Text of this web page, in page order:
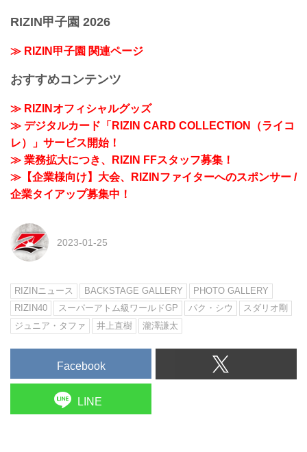
RIZIN甲子園 2026
≫ RIZIN甲子園 関連ページ
おすすめコンテンツ
≫ RIZINオフィシャルグッズ
≫ デジタルカード「RIZIN CARD COLLECTION（ライコ
レ）」サービス開始！
≫ 業務拡大につき、RIZIN FFスタッフ募集！
≫【企業様向け】大会、RIZINファイターへのスポンサー /
企業タイアップ募集中！
2023-01-25
RIZINニュース BACKSTAGE GALLERY
PHOTO GALLERY
RIZIN40
スーパーアトム級ワールドGP パク・シウ
スダリオ剛
ジュニア・タファ
井上直樹 瀧澤謙太
Facebook
LINE